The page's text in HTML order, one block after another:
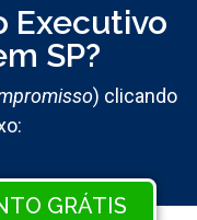
Executivo
SP?
) clicando
GRÁTIS